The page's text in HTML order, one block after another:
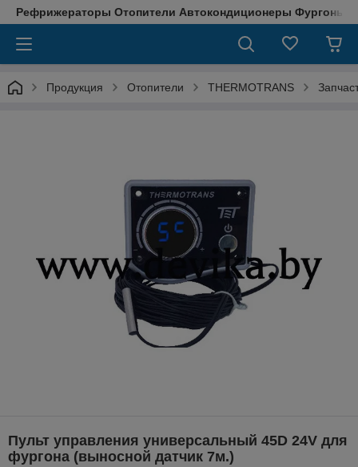
Рефрижераторы Отопители Автокондиционеры Фургоны
Продукция Отопители THERMOTRANS
Пульт управления универсальный 45D 24V для
фургона (выносной датчик 7м.)